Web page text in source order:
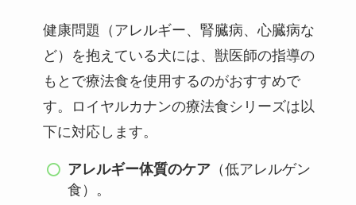
健康問題（アレルギー、腎臓病、心臓病な
ど）を抱えている犬には、獣医師の指導の
もとで療法食を使用するのがおすすめで
す。ロイヤルカナンの療法食シリーズは以
下に対応します。
アレルギー体質のケア （低アレルゲン
食）。